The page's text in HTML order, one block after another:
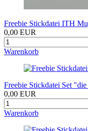
Freebie Stickdatei ITH
0,00 EUR
Warenkorb
Freebie Stickdatei Set
0,00 EUR
Warenkorb